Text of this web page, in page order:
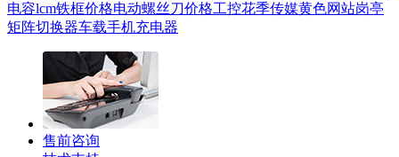
电容lcm铁框价格电动螺丝刀价格工控花季传媒黄色网站岗亭
矩阵切换器车载手机充电器
售前咨询